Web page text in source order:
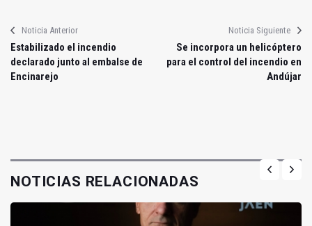
Noticia Anterior
Estabilizado el incendio
declarado junto al embalse de
Encinarejo
Noticia Siguiente
Se incorpora un helicóptero
para el control del incendio en
Andújar
NOTICIAS RELACIONADAS